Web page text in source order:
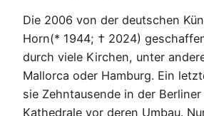
Die 2006 von der deutschen
Horn(* 1944; † 2024)
durch viele Kirchen, unter
Mallorca oder Hamburg. Ein
sie Zehntausende in der
Kathedrale vor deren Umbau.